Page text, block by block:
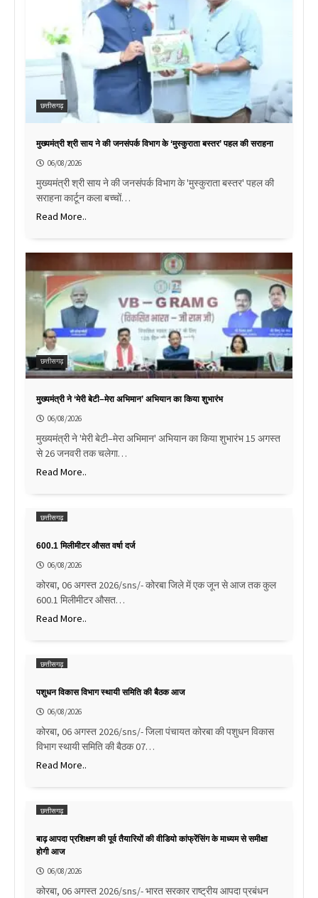
छत्तीसगढ़
मुख्यमंत्री श्री साय ने की जनसंपर्क विभाग के ‘मुस्कुराता बस्तर’ पहल की सराहना
06/08/2026
मुख्यमंत्री श्री साय ने की जनसंपर्क विभाग के 'मुस्कुराता बस्तर' पहल की
सराहना कार्टून कला बच्चों…
Read More..
छत्तीसगढ़
मुख्यमंत्री ने ‘मेरी बेटी–मेरा अभिमान’ अभियान का किया शुभारंभ
06/08/2026
मुख्यमंत्री ने 'मेरी बेटी–मेरा अभिमान' अभियान का किया शुभारंभ 15 अगस्त
से 26 जनवरी तक चलेगा…
Read More..
छत्तीसगढ़
600.1 मिलीमीटर औसत वर्षा दर्ज
06/08/2026
कोरबा, 06 अगस्त 2026/sns/- कोरबा जिले में एक जून से आज तक कुल
600.1 मिलीमीटर औसत…
Read More..
छत्तीसगढ़
पशुधन विकास विभाग स्थायी समिति की बैठक आज
06/08/2026
कोरबा, 06 अगस्त 2026/sns/- जिला पंचायत कोरबा की पशुधन विकास
विभाग स्थायी समिति की बैठक 07…
Read More..
छत्तीसगढ़
बाढ़ आपदा प्रशिक्षण की पूर्व तैयारियों की वीडियो कांफ्रेंसिंग के माध्यम से समीक्षा
होगी आज
06/08/2026
कोरबा, 06 अगस्त 2026/sns/- भारत सरकार राष्ट्रीय आपदा प्रबंधन